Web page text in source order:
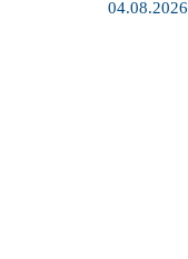
04.08.2026